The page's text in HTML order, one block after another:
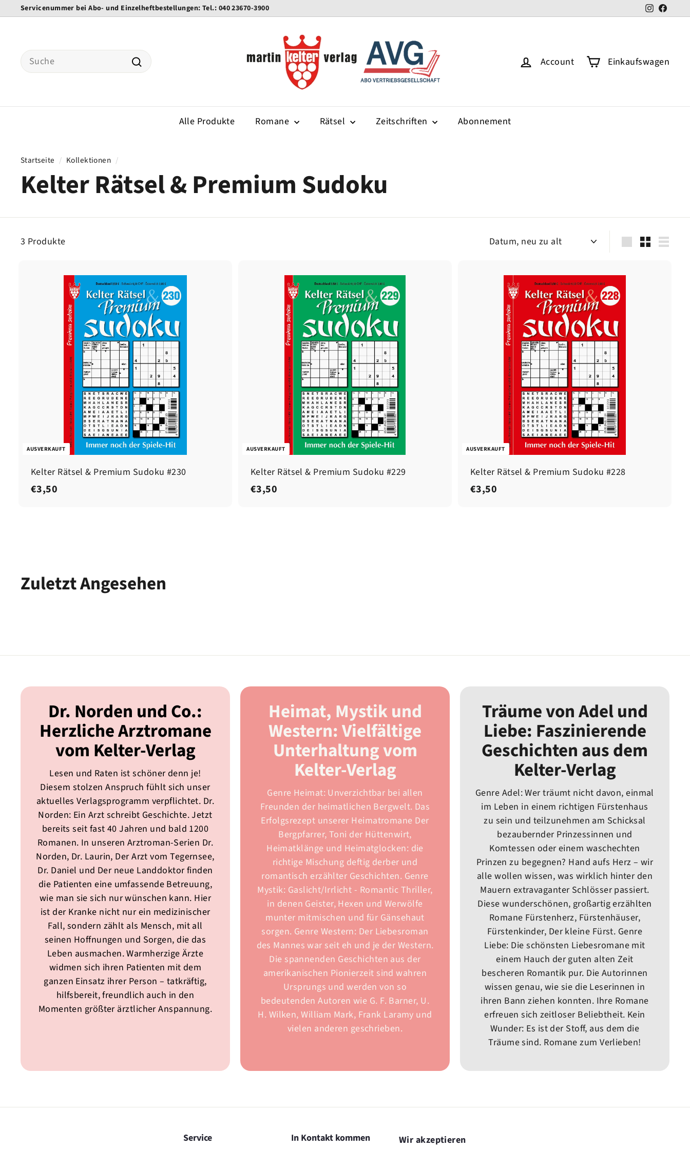
Direkt
zum
Servicenummer bei Abo- und Einzelheftbestellungen: Tel.: 040 23670-3900 Instagram
Search
Suche
l
-
v
a
g
Account Einkaufswagen
Alle Produkte Romane Rätsel Zeitschriften Abonnement
Startseite / Kollektionen /
Kelter Rätsel & Premium Sudoku
3 Produkte Sortieren
AUSVERKAUFT
Kelter Rätsel & Premium Sudoku #230
€3,50
AUSVERKAUFT
Kelter Rätsel & Premium Sudoku #229
€3,50
AUSVERKAUFT
Kelter Rätsel & Premium Sudoku #228
€3,50
Zuletzt Angesehen
Dr. Norden und Co.:
Herzliche Arztromane
vom Kelter-Verlag
Lesen und Raten ist schöner denn je!
Diesem stolzen Anspruch fühlt sich unser
aktuelles Verlagsprogramm verpflichtet. Dr.
Norden: Ein Arzt schreibt Geschichte. Jetzt
bereits seit fast 40 Jahren und bald 1200
Romanen. In unseren Arztroman-Serien Dr.
Norden, Dr. Laurin, Der Arzt vom Tegernsee,
Dr. Daniel und Der neue Landdoktor finden
die Patienten eine umfassende Betreuung,
wie man sie sich nur wünschen kann. Hier
ist der Kranke nicht nur ein medizinischer
Fall, sondern zählt als Mensch, mit all
seinen Hoffnungen und Sorgen, die das
Leben ausmachen. Warmherzige Ärzte
widmen sich ihren Patienten mit dem
ganzen Einsatz ihrer Person – tatkräftig,
hilfsbereit, freundlich auch in den
Momenten größter ärztlicher Anspannung.
Heimat, Mystik und
Western: Vielfältige
Unterhaltung vom
Kelter-Verlag
Genre Heimat: Unverzichtbar bei allen
Freunden der heimatlichen Bergwelt. Das
Erfolgsrezept unserer Heimatromane Der
Bergpfarrer, Toni der Hüttenwirt,
Heimatklänge und Heimatglocken: die
richtige Mischung deftig derber und
romantisch erzählter Geschichten. Genre
Mystik: Gaslicht/Irrlicht - Romantic Thriller,
in denen Geister, Hexen und Werwölfe
munter mitmischen und für Gänsehaut
sorgen. Genre Western: Der Liebesroman
des Mannes war seit eh und je der Western.
Die spannenden Geschichten aus der
amerikanischen Pionierzeit sind wahren
Ursprungs und werden von so
bedeutenden Autoren wie G. F. Barner, U.
H. Wilken, William Mark, Frank Laramy und
vielen anderen geschrieben.
Träume von Adel und
Liebe: Faszinierende
Geschichten aus dem
Kelter-Verlag
Genre Adel: Wer träumt nicht davon, einmal
im Leben in einem richtigen Fürstenhaus
zu sein und teilzunehmen am Schicksal
bezaubernder Prinzessinnen und
Komtessen oder einem waschechten
Prinzen zu begegnen? Hand aufs Herz – wir
alle wollen wissen, was wirklich hinter den
Mauern extravaganter Schlösser passiert.
Diese wunderschönen, großartig erzählten
Romane Fürstenherz, Fürstenhäuser,
Fürstenkinder, Der kleine Fürst. Genre
Liebe: Die schönsten Liebesromane mit
einem Hauch der guten alten Zeit
bescheren Romantik pur. Die Autorinnen
wissen genau, wie sie die Leserinnen in
ihren Bann ziehen konnten. Ihre Romane
erfreuen sich zeitloser Beliebtheit. Kein
Wunder: Es ist der Stoff, aus dem die
Träume sind. Romane zum Verlieben!
Service In Kontakt kommen Wir akzeptieren